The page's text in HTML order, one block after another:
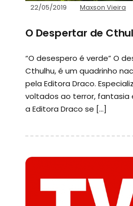
22/05/2019 Maxson Vieira
O Despertar de
“O desespero é verde” O
Cthulhu, é um quadrinho
pela Editora Draco.
voltados ao terror, fantasia
a Editora Draco se […]